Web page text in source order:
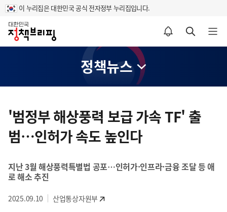
이 누리집은 대한민국 공식 전자정부 누리집입니다.
홈
알림설정 바로가기 검색 바로가기 메뉴 열기
정책뉴스
텐
영
'범정부 해상풍력 보급 가속 TF' 출
범…인허가 속도 높인다
지난 3월 해상풍력특별법 공포…인허가·인프라·금융 조달 등 애
로 해소 추진
2025.09.10 산업통상자원부